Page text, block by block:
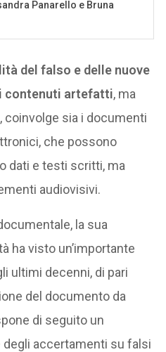
del falso e delle nuove
contenuti artefatti, ma
coinvolge sia i documenti
che possono
dati e testi scritti, ma
audiovisivi.
la sua
ha visto un’importante
ultimi decenni, di pari
del documento da
di seguito un
degli accertamenti su falsi